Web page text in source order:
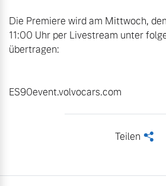
Die Premiere wird am Mittwoch,
11:00 Uhr per Livestream unter
übertragen:
ES90event.volvocars.com
Teilen <